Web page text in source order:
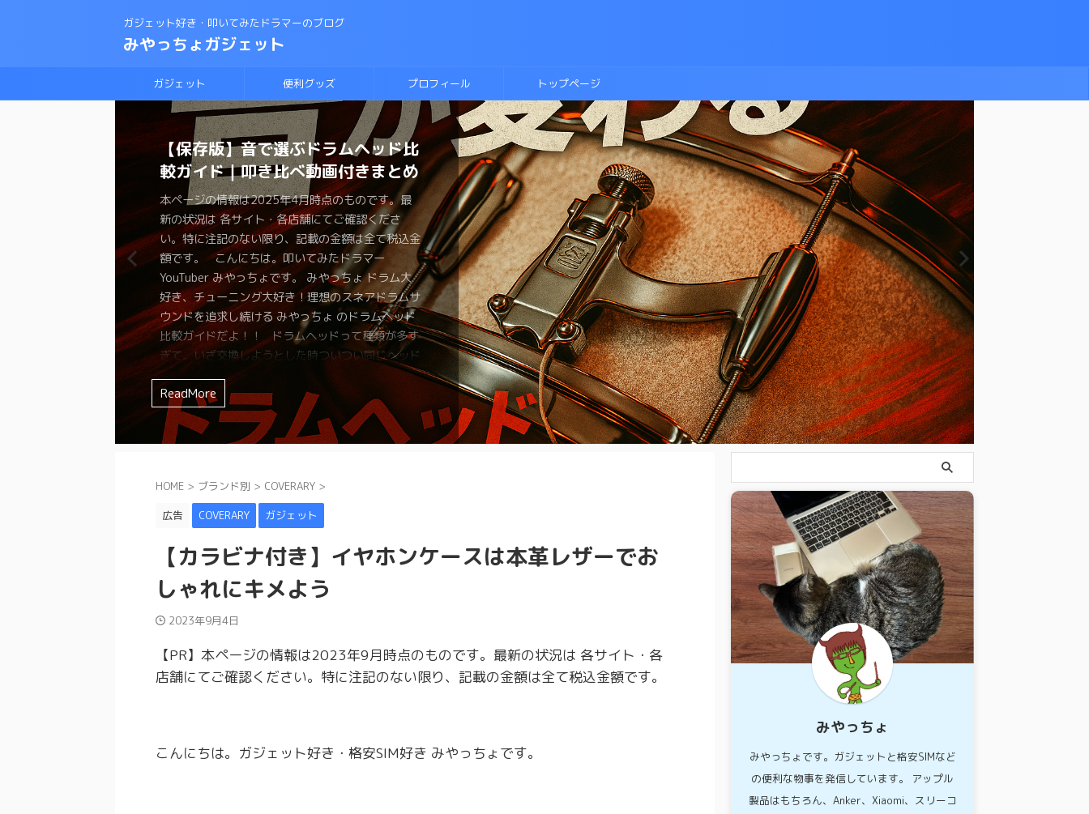
ガジェット好き・叩いてみたドラマーのブログ
みやっちょガジェット
ガジェット 便利グッズ プロフィール トップページ
CANOPUSスネアワイヤーの選び方
と比較｜カノウプススナッピーを動
画で解説
本ページの情報は2025年5月時点のものです。最
新の状況は 各サイト・各店舗にてご確認くださ
い。特に注記のない限り、記載の金額は全て税込金
額です。 こんにちは。叩いてみたドラマー
YouTuber みやっちょです。 みやっちょ ドラム大
好き、チューニング大好き！理想のスネアドラムサ
ウンドを追求し続ける みやっちょ
が CANOPUS（カノウプス）のスナッピーを紹介す
るよ。 理想のスネアサウンドを追求するには スネ
アの素材 打面のドラムヘッド 裏面のドラムヘッド
ミュート方法 な ...
ReadMore
【保存版】音で選ぶドラムヘッド比
較ガイド｜叩き比べ動画付きまとめ
本ページの情報は2025年4月時点のものです。最
新の状況は 各サイト・各店舗にてご確認くださ
い。特に注記のない限り、記載の金額は全て税込金
額です。 こんにちは。叩いてみたドラマー
YouTuber みやっちょです。 みやっちょ ドラム大
好き、チューニング大好き！理想のスネアドラムサ
ウンドを追求し続ける みやっちょ のドラムヘッド
比較ガイドだよ！！ ドラムヘッドって種類が多す
ぎて、いざ交換しようとした時ついつい同じヘッド
を選んでしまいませんか？？ みやっちょ めっちゃ
もったいない ...
ReadMore
理想のスネアサウンドを手に入れ
ろ！スナッピーの選び方
本ページの情報は2025年3月時点のものです。最
新の状況は 各サイト・各店舗にてご確認くださ
い。特に注記のない限り、記載の金額は全て税込金
額です。 こんにちは。叩いてみたドラマー
YouTuber みやっちょです。 みやっちょ ドラム大
好き、チューニング大好きのみやっちょがおすすめ
のスナッピーを紹介するよ。 ドラマーの要といえ
ばスネアドラム。 理想のスネアサウンドを手に入
れるには スネアの材質 打面のヘッド 裏側のヘッド
ミュート方法 などなど、様々な要素が必要となっ
てきます。 ...
ReadMore
変拍子のドラム曲に最適なテキス
ト・教則本はコレしかない！
本ページの情報は2024年12月時点のものです。最
新の状況は 各サイト・各店舗にてご確認くださ
い。特に注記のない限り、記載の金額は全て税込金
額です。 こんにちは。叩いてみたドラマー
YouTuber みやっちょです。 みやっちょ ドラム大
好き、チューニング大好きのみやっちょが変拍子の
ドラム練習法について色々と紹介するよ。 変拍
子… 興味や必要がなければ、普通のドラマーが一
生叩くことのないジャンルですよね。 みやっちょ
みやっちょも全く叩く気の無かったジャンルだよ ...
ReadMore
ロックドラマーがジャズドラムに挑
戦する方法！おすすめの教則本
は？？
本ページの情報は2024年12月時点のものです。最
新の状況は 各サイト・各店舗にてご確認くださ
い。特に注記のない限り、記載の金額は全て税込金
額です。 こんにちは。叩いてみたドラマー
YouTuber みやっちょです。 みやっちょ ドラム大
好き、チューニング大好きのロックドラマーみやっ
ちょがジャズに挑戦してみたよ！ ジャズドラムを
始めてみたい 今までロックやポップスは叩いたこ
とあるけどジャズドラムはどうやって叩けば良いの
かわからない みやっちょ ジャズドラムからはずっ
と逃げまわっ ...
ReadMore
【スネアチューニング】スネアヘッ
ド交換で音が変わるのか？？
本ページの情報は2024年11月時点のものです。最
新の状況は 各サイト・各店舗にてご確認くださ
い。特に注記のない限り、記載の金額は全て税込金
額です。 こんにちは。叩いてみたドラマー
YouTuber みやっちょです。 みやっちょ ドラム大
好き、チューニング大好きの みやっちょ がヘッド
を交換して音の変化を紹介するよ。 スネアのヘッ
ドを色々と試したみたいけど… 全部のヘッドを買
って試すわけにはいかないですよね 少しでもヘッ
ドの特徴やイメージを確認してから購入したい ...
ReadMore
【スネアチューニング】裏側にこだ
わる〜スナッピーで音が変わるの
か？実験してみた
本ページの情報は2024年11月時点のものです。最
新の状況は 各サイト・各店舗にてご確認くださ
い。特に注記のない限り、記載の金額は全て税込金
額です。 こんにちは。叩いてみたドラマー
YouTuber みやっちょです。 みやっちょ ドラム大
好き、チューニング大好きのみやっちょがスネアの
裏側にこだわる理由を実験を通して紹介するよ。
スネアのチューニングに悩んでる 色々なヘッドを
試してみたけど、なかなか思ったような音にならな
い そんな人にぜひ試してもらいたいのが 裏側の
...
ReadMore
【ドラム演奏してみた】ブルースド
ラムの練習に最適なテキストは？？
本ページの情報は2024年11月時点のものです。最
新の状況は 各サイト・各店舗にてご確認くださ
い。特に注記のない限り、記載の金額は全て税込金
額です。 こんにちは。叩いてみたドラマー
YouTuber みやっちょです。 みやっちょ ドラム大
好き、チューニング大好きのみやっちょがブルース
に挑戦したよ。 ブルースドラムの練習をしたい。
でも何から練習して良いのかわからない。 とはい
え、いきなりセッションに参加するのも気が引けま
すよね。 まずは一人でじっくり練習してみたいな
と思ったことは ...
ReadMore
スネアドラムの選び方 〜ラディッ
ク・メタル編〜
本ページの情報は2024年3月時点のものです。最
新の状況は 各サイト・各店舗にてご確認くださ
い。特に注記のない限り、記載の金額は全て税込金
額です。 こんにちは、叩いてみたドラマーみやっ
ちょです。 みやっちょ ドラム大好き、チューニン
グ大好きのみやっちょがラディックのメタルスネア
の選び方を紹介するよ。 始めてスネアドラムを買
おうと思っているけど、メーカーもたくさんある
し、サイズも色々。型番を見ても何が違うのかイマ
イチわからないですよね。 そんなスネア迷 ...
ReadMore
恋するフォーチュンクッキーのドラ
ムを叩いてみた 練習方法
本ページの情報は2024年2月時点のものです。最
新の状況は 各サイト・各店舗にてご確認くださ
い。特に注記のない限り、記載の金額は全て税込金
額です。 こんにちは。叩いてみたドラマー みやっ
ちょです。 せっかく楽器をやっているなら流行し
た有名な曲も演奏したくなりますよね。 恋するフ
ォーチュンクッキーはダンスが大流行しましたよ
ね。ドラムを叩くのも楽しそうだと思いません
か？？ コピーバンドを組んでも良いのですが、趣
味が合わなかったり、人間的に合わなかったり…な
かなか難しい ...
ReadMore
HOME > ブランド別 > COVERARY >
広告
COVERARY ガジェット
【カラビナ付き】イヤホンケースは本革レザーでお
しゃれにキメよう
2023年9月4日
【PR】本ページの情報は2023年9月時点のものです。最新の状況は 各サイト・各
店舗にてご確認ください。特に注記のない限り、記載の金額は全て税込金額です。
こんにちは。ガジェット好き・格安SIM好き みやっちょです。
みやっちょ
みやっちょです。ガジェットと格安SIMなど
の便利な物事を発信しています。 アップル
製品はもちろん、Anker、Xiaomi、スリーコ